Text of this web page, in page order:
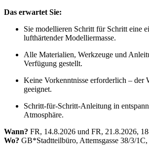
Das erwartet Sie:
Sie modellieren Schritt für Schritt eine
lufthärtender Modelliermasse.
Alle Materialien, Werkzeuge und
Verfügung gestellt.
Keine Vorkenntnisse erforderlich – der
geeignet.
Schritt-für-Schritt-Anleitung in
Atmosphäre.
Wann? FR, 14.8.2026 und FR, 21.8.2026,
Wo? GB*Stadtteilbüro, Attemsgasse 38/3/